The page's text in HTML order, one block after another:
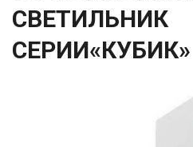
СВЕТИЛЬНИК
СЕРИИ«КУБИК»